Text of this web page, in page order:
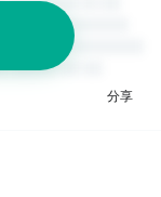
分享